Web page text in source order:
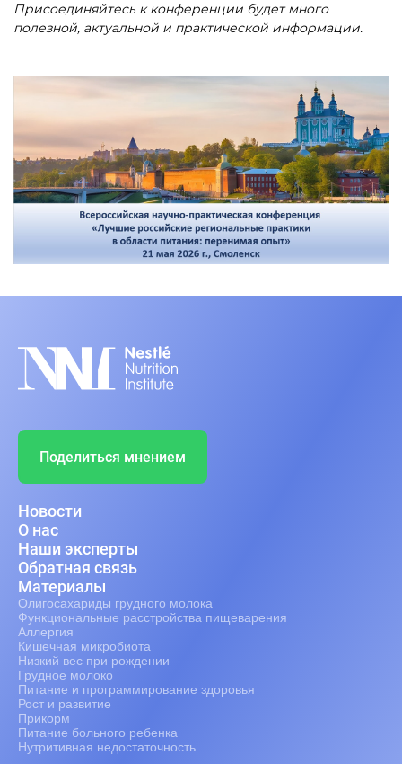
Присоединяйтесь к конференции будет много
полезной, актуальной и практической информации.
Поделиться мнением
Новости
О нас
Наши эксперты
Обратная связь
Материалы
Олигосахариды грудного молока
Функциональные расстройства пищеварения
Аллергия
Кишечная микробиота
Низкий вес при рождении
Грудное молоко
Питание и программирование здоровья
Рост и развитие
Прикорм
Питание больного ребенка
Нутритивная недостаточность